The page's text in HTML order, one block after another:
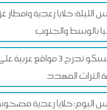
خلايا رعدية وأمطار
بالوسط والجنوب
اليونسكو تدرج 3 مواقع
التراث المهدد
خلايا رعدية